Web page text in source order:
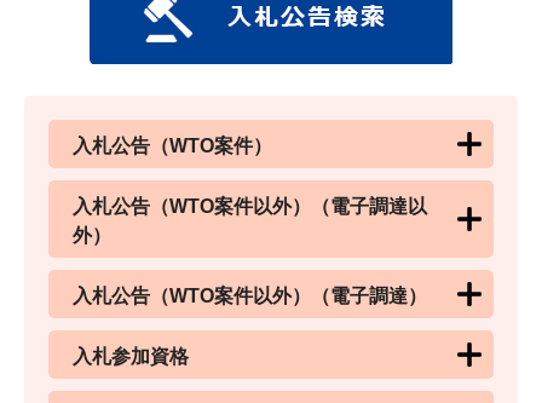
入札公告（WTO案件）
入札公告（WTO案件以外）（電子調達以
外）
入札公告（WTO案件以外）（電子調達）
入札参加資格